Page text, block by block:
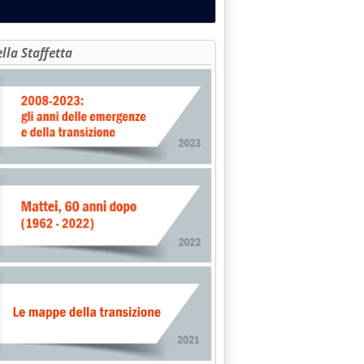
energia (Ief), la ratifica in Senato'
Staffetta